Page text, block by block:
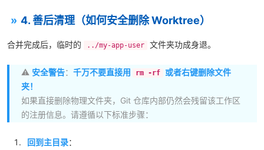
4. 善后清理（如何安全删除 Worktree）
合并完成后，临时的 ../my-app-user 文件夹功成身退。
⚠️ 安全警告： 千万不要直接用 rm -rf
或者右键删除文件
夹！
如果直接删除物理文件夹，Git 仓库内部仍然会残留该工作区
的注册信息。请遵循以下标准步骤：
回到主目录：